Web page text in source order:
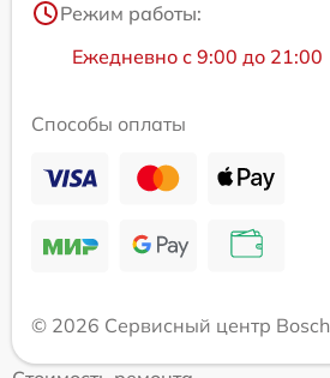
Режим работы:
Ежедневно с 9:00 до 21:00
Способы оплаты
© 2026 Сервисный центр Bosch